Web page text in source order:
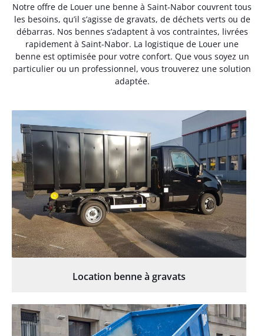
Notre offre de Louer une benne à Saint-Nabor couvrent tous
les besoins, qu’il s’agisse de gravats, de déchets verts ou de
débarras. Nos bennes s’adaptent à vos contraintes, livrées
rapidement à Saint-Nabor. La logistique de Louer une
benne est optimisée pour votre confort. Que vous soyez un
particulier ou un professionnel, vous trouverez une solution
adaptée.
Location benne à gravats